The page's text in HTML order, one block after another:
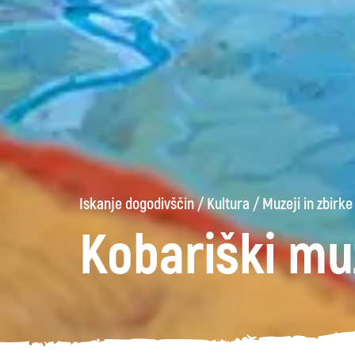
Iskanje dogodivščin/Kultura / Muzeji in zbirke
Kobariški